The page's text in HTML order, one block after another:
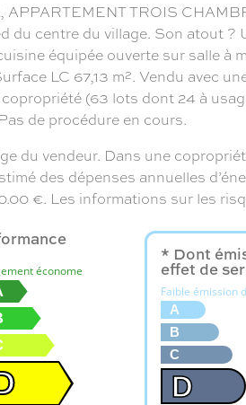
TROIS
du centre du village. Son atout
équipée ouverte sur salle
LC 67,13 m². Vendu avec
(63 lots dont 24 à
de procédure en cours.
du vendeur. Dans une
des dépenses annuelles
€. Les informations sur les
économe
* Dont
effet de
Faible émission
A
B
C
D